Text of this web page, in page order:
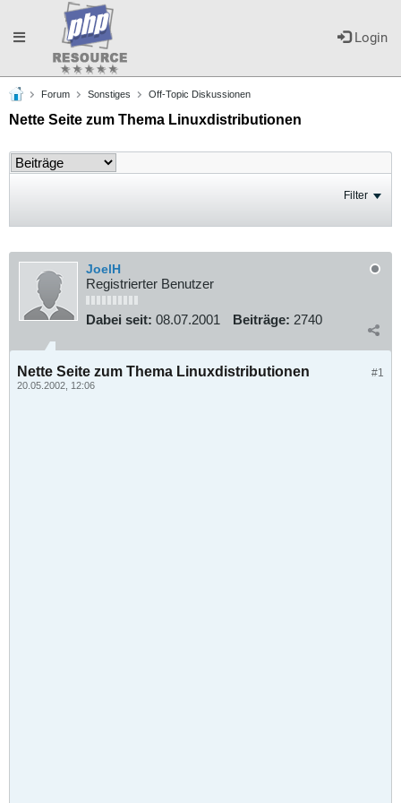
Login
Toggle
navigation
Forum Sonstiges Off-Topic Diskussionen
Nette Seite zum Thema Linuxdistributionen
Filter
JoelH
Registrierter Benutzer
Dabei seit: 08.07.2001 Beiträge: 2740
#1
Nette Seite zum Thema Linuxdistributionen
20.05.2002, 12:06